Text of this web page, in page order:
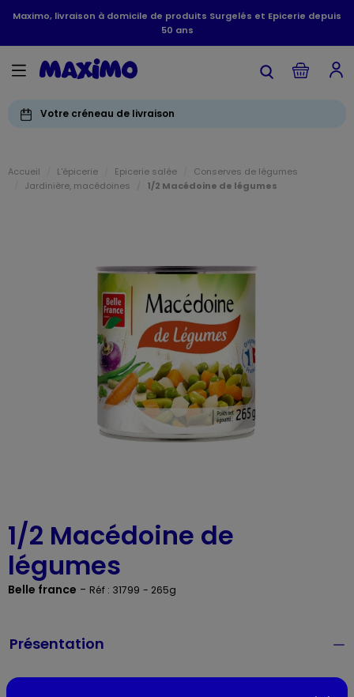
Maximo, livraison à domicile de produits Surgelés et Epicerie depuis
50 ans
Votre créneau de livraison
Accueil L'épicerie Epicerie salée
Conserves de légumes
Jardinière, macédoines
1/2 Macédoine de légumes
1/2 Macédoine de
légumes
Belle france - Réf : 31799 - 265g
Présentation